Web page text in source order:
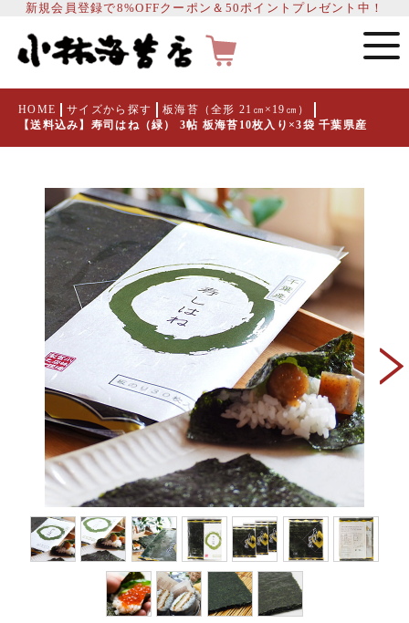
新規会員登録で8%OFFクーポン＆50ポイントプレゼント中！
HOME サイズから探す
板海苔（全形 21㎝×19㎝）
【送料込み】寿司はね（緑） 3帖 板海苔10枚入り×3袋 千葉県産